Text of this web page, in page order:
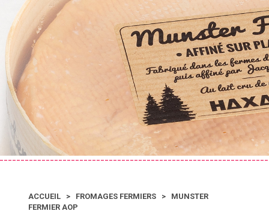
SPÉCIALITÉS CULINAIRES D'ALSACE
EPICERIE FINE
ACCUEIL> FROMAGES FERMIERS> MUNSTER
FERMIER AOP